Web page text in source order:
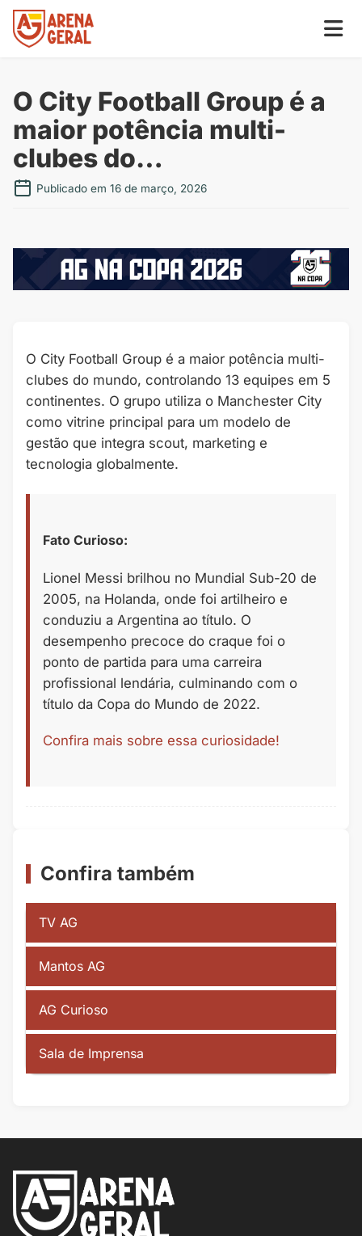
O City Football Group é a
maior potência multi-
clubes do…
Publicado em 16 de março, 2026
O City Football Group é a maior potência multi-
clubes do mundo, controlando 13 equipes em 5
continentes. O grupo utiliza o Manchester City
como vitrine principal para um modelo de
gestão que integra scout, marketing e
tecnologia globalmente.
Fato Curioso:
Lionel Messi brilhou no Mundial Sub-20 de
2005, na Holanda, onde foi artilheiro e
conduziu a Argentina ao título. O
desempenho precoce do craque foi o
ponto de partida para uma carreira
profissional lendária, culminando com o
título da Copa do Mundo de 2022.
Confira mais sobre essa curiosidade!
Confira também
TV AG
Mantos AG
AG Curioso
Sala de Imprensa